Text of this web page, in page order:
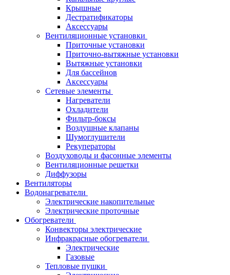
Крышные
Дестратификаторы
Аксессуары
Вентиляционные установки
Приточные установки
Приточно-вытяжные установки
Вытяжные установки
Для бассейнов
Аксессуары
Сетевые элементы
Нагреватели
Охладители
Фильтр-боксы
Воздушные клапаны
Шумоглушители
Рекуператоры
Воздуховоды и фасонные элементы
Вентиляционные решетки
Диффузоры
Вентиляторы
Водонагреватели
Электрические накопительные
Электрические проточные
Обогреватели
Конвекторы электрические
Инфракрасные обогреватели
Электрические
Газовые
Тепловые пушки